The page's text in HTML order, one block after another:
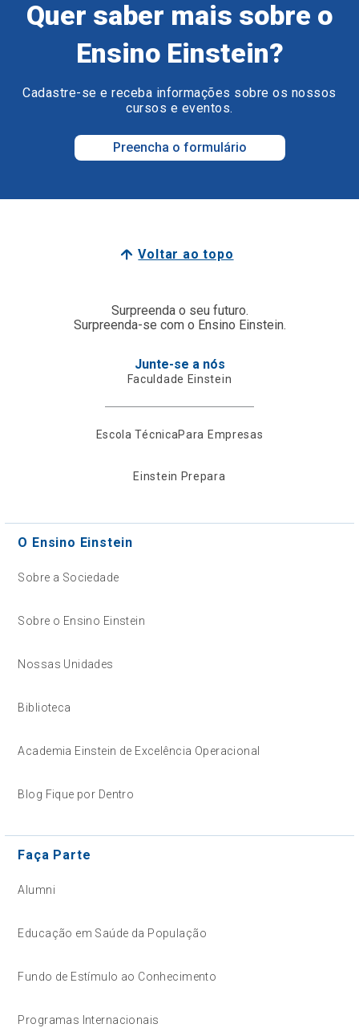
Quer saber mais sobre o
Ensino Einstein?
Cadastre-se e receba informações sobre os nossos
cursos e eventos.
Preencha o formulário
Voltar ao topo
Surpreenda o seu futuro.
Surpreenda-se com o Ensino Einstein.
Junte-se a nós
Faculdade Einstein
Escola TécnicaPara Empresas
Einstein Prepara
O Ensino Einstein
Sobre a Sociedade
Sobre o Ensino Einstein
Nossas Unidades
Biblioteca
Academia Einstein de Excelência Operacional
Blog Fique por Dentro
Faça Parte
Alumni
Educação em Saúde da População
Fundo de Estímulo ao Conhecimento
Programas Internacionais